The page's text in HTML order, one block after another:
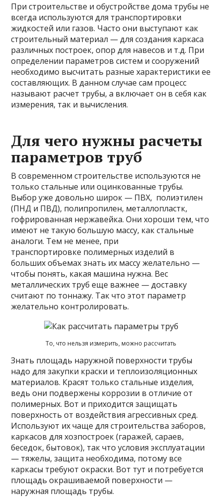
При строительстве и обустройстве дома трубы не
всегда используются для транспортировки
жидкостей или газов. Часто они выступают как
строительный материал — для создания каркаса
различных построек, опор для навесов и т.д. При
определении параметров систем и сооружений
необходимо высчитать разные характеристики ее
составляющих. В данном случае сам процесс
называют расчет трубы, а включает он в себя как
измерения, так и вычисления.
Для чего нужны расчеты
параметров труб
В современном строительстве используются не
только стальные или оцинкованные трубы.
Выбор уже довольно широк — ПВХ, полиэтилен
(ПНД и ПВД), полипропилен, металлопластк,
гофрированная нержавейка. Они хороши тем, что
имеют не такую большую массу, как стальные
аналоги. Тем не менее, при
транспортировке полимерных изделий в
больших объемах знать их массу желательно —
чтобы понять, какая машина нужна. Вес
металлических труб еще важнее — доставку
считают по тоннажу. Так что этот параметр
желательно контролировать.
То, что нельзя измерить, можно рассчитать
Знать площадь наружной поверхности трубы
надо для закупки краски и теплоизоляционных
материалов. Красят только стальные изделия,
ведь они подвержены коррозии в отличие от
полимерных. Вот и приходится защищать
поверхность от воздействия агрессивных сред.
Используют их чаще для строительства заборов,
каркасов для хозпостроек (гаражей, сараев,
беседок, бытовок), так что условия эксплуатации
— тяжелы, защита необходима, потому все
каркасы требуют окраски. Вот тут и потребуется
площадь окрашиваемой поверхности —
наружная площадь трубы.